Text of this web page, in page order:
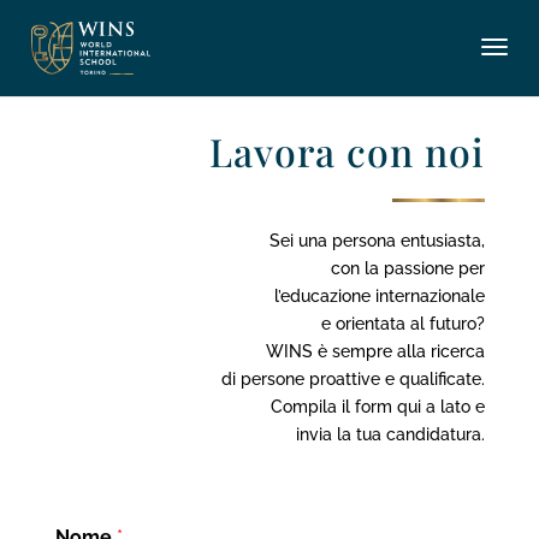
Lavora con noi
Sei una persona entusiasta,
con la passione per
l’educazione internazionale
e orientata al futuro?
WINS è sempre alla ricerca
di persone proattive e qualificate.
Compila il form qui a lato e
invia la tua candidatura.